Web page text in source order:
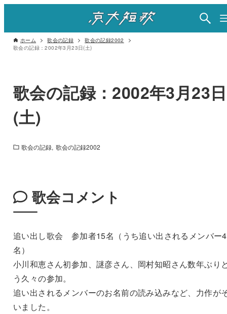
ホーム 歌会の記録
歌会の記録2002
歌会の記録：2002年3月23日(土)
歌会の記録：2002年3月23日
(土)
歌会の記録 歌会の記録2002
歌会コメント
追い出し歌会 参加者15名（うち追い出されるメンバー4
名）
小川和恵さん初参加、謎彦さん、岡村知昭さん数年ぶり
う久々の参加。
追い出されるメンバーのお名前の読み込みなど、力作が
いました。